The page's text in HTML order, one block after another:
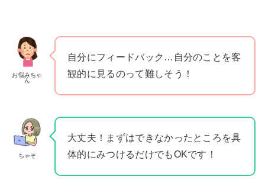
お悩みちゃ
ん
自分にフィードバック…自分のことを客
観的に見るのって難しそう！
ちゃそ
大丈夫！まずはできなかったところを具
体的にみつけるだけでもOKです！